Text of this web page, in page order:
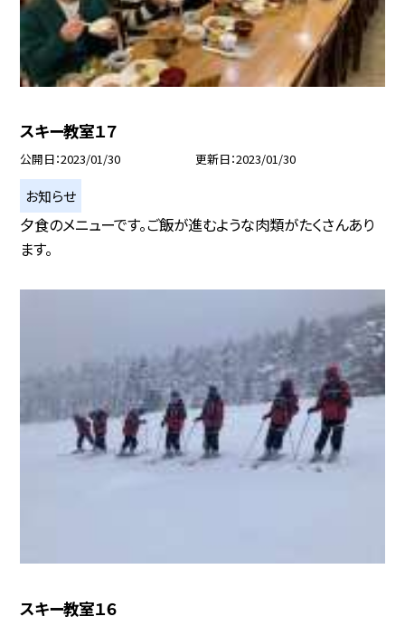
スキー教室１７
公開日 2023/01/30 更新日 2023/01/30
お知らせ
夕食のメニューです。ご飯が進むような肉類がたくさんあり
ます。
スキー教室１６